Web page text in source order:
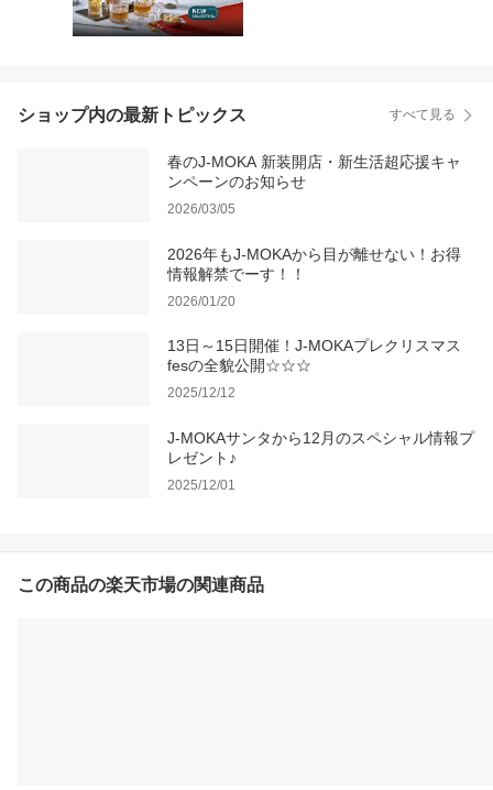
ショップ内の最新トピックス すべて見る
春のJ-MOKA 新装開店・新生活超応援キャ
ンペーンのお知らせ
2026/03/05
2026年もJ-MOKAから目が離せない！お得
情報解禁でーす！！
2026/01/20
13日～15日開催！J-MOKAプレクリスマス
fesの全貌公開☆☆☆
2025/12/12
J-MOKAサンタから12月のスペシャル情報プ
レゼント♪
2025/12/01
この商品の楽天市場の関連商品